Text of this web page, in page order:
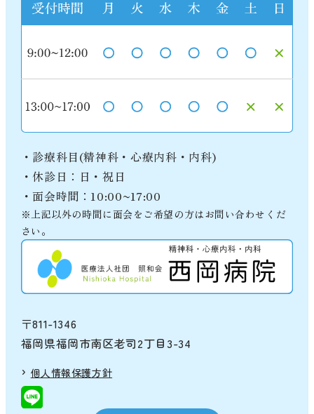
〒811-1346
福岡県福岡市南区老司2丁目3-34
個人情報保護方針
・診療科目(精神科・心療内科・内科)
・休診日：日・祝日
・面会時間：10:00~17:00
※上記以外の時間に面会をご希望の方はお問い合わせくだ
さい。